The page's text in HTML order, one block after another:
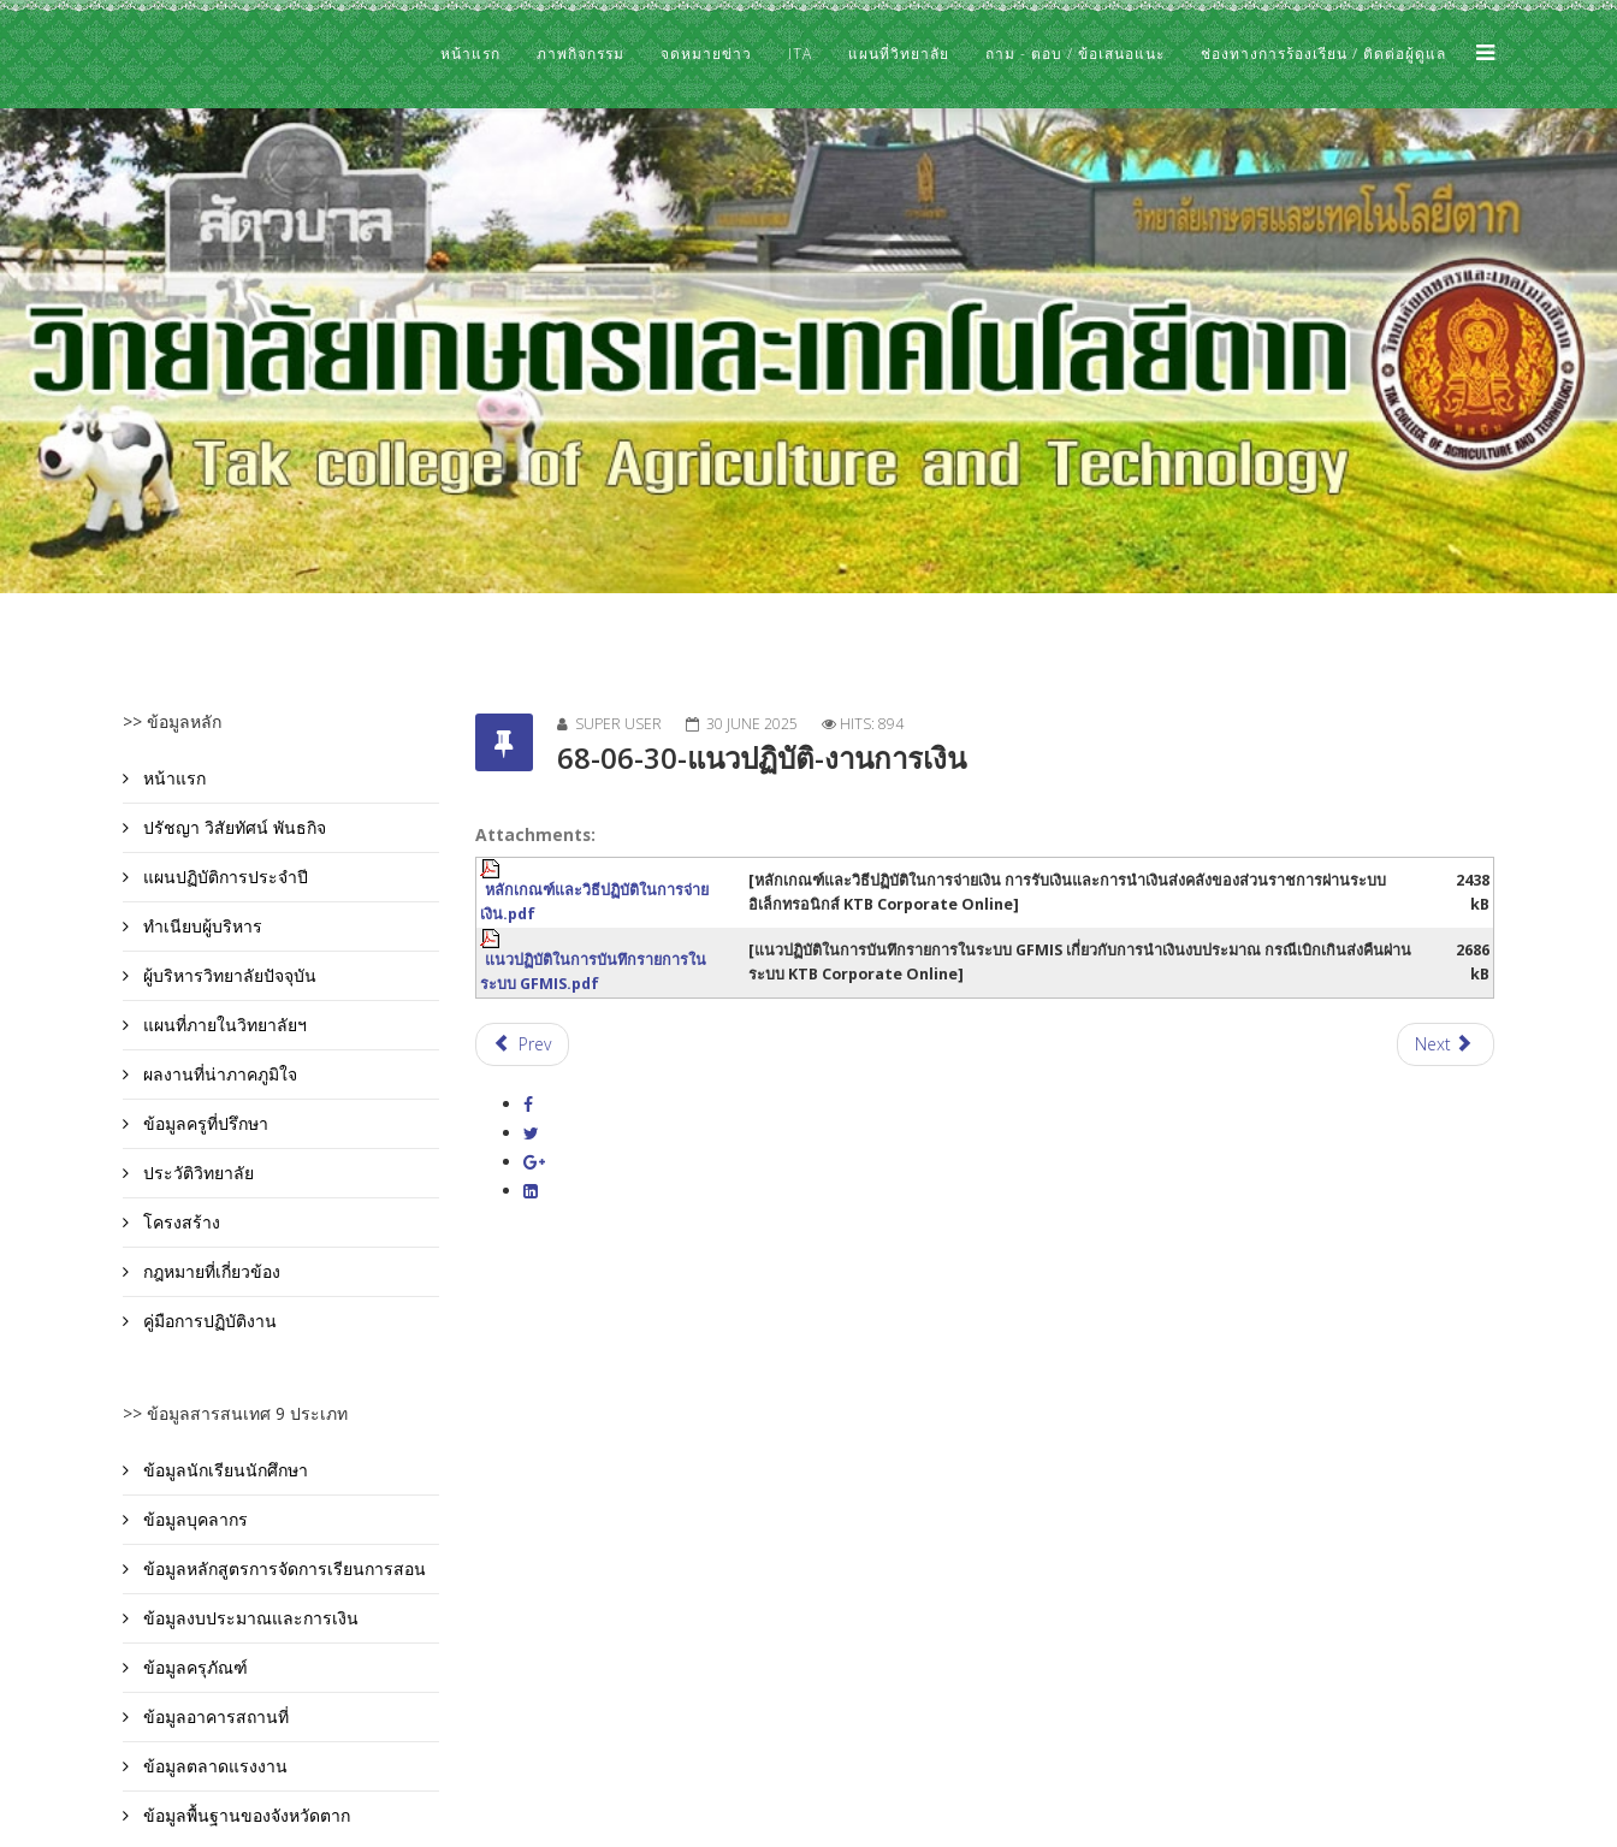
หน้าแรก ภาพกิจกรรม จดหมายข่าว ITA แผนที่วิทยาลัย ถาม - ตอบ / ข้อเสนอแนะ ช่องทางการร้องเรียน / ติดต่อผู้ดูแล
>> ข้อมูลหลัก
หน้าแรก
ปรัชญา วิสัยทัศน์ พันธกิจ
แผนปฏิบัติการประจำปี
ทำเนียบผู้บริหาร
ผู้บริหารวิทยาลัยปัจจุบัน
แผนที่ภายในวิทยาลัยฯ
ผลงานที่น่าภาคภูมิใจ
ข้อมูลครูที่ปรึกษา
ประวัติวิทยาลัย
โครงสร้าง
กฎหมายที่เกี่ยวข้อง
คู่มือการปฏิบัติงาน
>> ข้อมูลสารสนเทศ 9 ประเภท
ข้อมูลนักเรียนนักศึกษา
ข้อมูลบุคลากร
ข้อมูลหลักสูตรการจัดการเรียนการสอน
ข้อมูลงบประมาณและการเงิน
ข้อมูลครุภัณฑ์
ข้อมูลอาคารสถานที่
ข้อมูลตลาดแรงงาน
ข้อมูลพื้นฐานของจังหวัดตาก
SUPER USER 30 JUNE 2025 HITS: 894
68-06-30-แนวปฏิบัติ-งานการเงิน
Attachments:
หลักเกณฑ์และวิธีปฏิบัติในการจ่าย
เงิน.pdf
[หลักเกณฑ์และวิธีปฏิบัติในการจ่ายเงิน การรับเงินและการนำเงินส่งคลังของส่วนราชการผ่านระบบ
อิเล็กทรอนิกส์ KTB Corporate Online]
2438
kB
แนวปฏิบัติในการบันทึกรายการใน
ระบบ GFMIS.pdf
[แนวปฏิบัติในการบันทึกรายการในระบบ GFMIS เกี่ยวกับการนำเงินงบประมาณ กรณีเบิกเกินส่งคืนผ่าน
ระบบ KTB Corporate Online]
2686
kB
Prev Next